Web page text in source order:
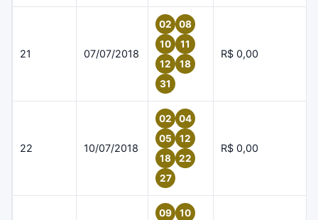
21 07/07/2018
02
08
10
11
12
18
31
R$ 0,00
22 10/07/2018
02
04
05
12
18
22
27
R$ 0,00
09
10